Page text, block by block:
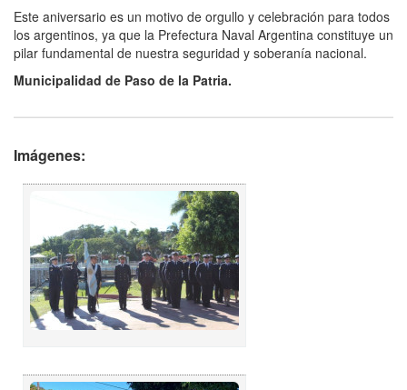
Este aniversario es un motivo de orgullo y celebración para todos
los argentinos, ya que la Prefectura Naval Argentina constituye un
pilar fundamental de nuestra seguridad y soberanía nacional.
Municipalidad de Paso de la Patria.
Imágenes: